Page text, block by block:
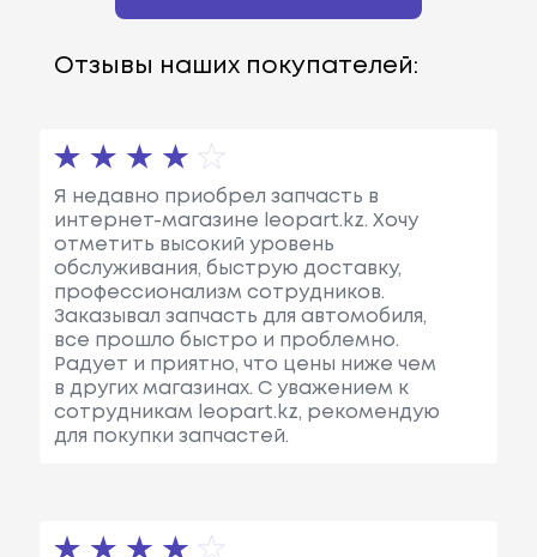
Отзывы наших покупателей:
Я недавно приобрел запчасть в
интернет-магазине leopart.kz. Хочу
отметить высокий уровень
обслуживания, быструю доставку,
профессионализм сотрудников.
Заказывал запчасть для автомобиля,
все прошло быстро и проблемно.
Радует и приятно, что цены ниже чем
в других магазинах. С уважением к
сотрудникам leopart.kz, рекомендую
для покупки запчастей.